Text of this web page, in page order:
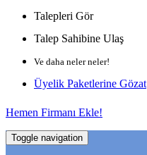
Talepleri Gör
Talep Sahibine Ulaş
Ve daha neler neler!
Üyelik Paketlerine Gözat
Hemen Firmanı Ekle!
Toggle navigation